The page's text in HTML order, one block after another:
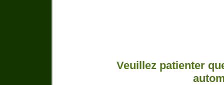
Veuillez patienter